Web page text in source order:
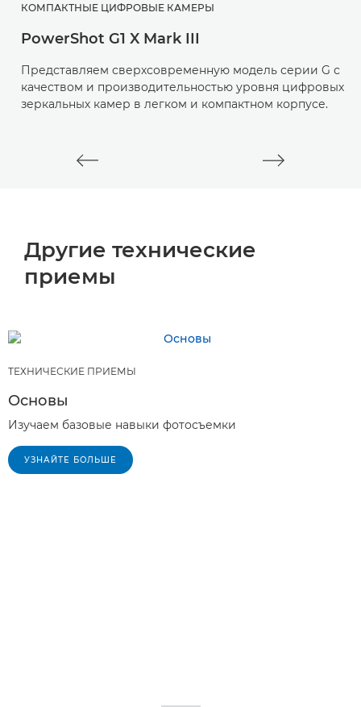
КОМПАКТНЫЕ ЦИФРОВЫЕ КАМЕРЫ
PowerShot G1 X Mark III
Представляем сверхсовременную модель серии G с
качеством и производительностью уровня цифровых
зеркальных камер в легком и компактном корпусе.
Другие технические
приемы
ТЕХНИЧЕСКИЕ ПРИЕМЫ
Основы
Изучаем базовые навыки фотосъемки
УЗНАЙТЕ БОЛЬШЕ